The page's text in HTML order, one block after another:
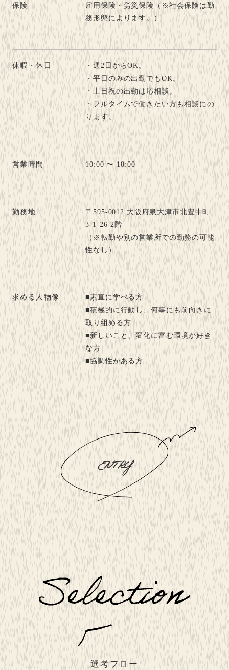
保険
雇用保険・労災保険（※社会保険は勤
務形態によります。）
休暇・休日
・週2日からOK。
・平日のみの出勤でもOK。
・土日祝の出勤は応相談。
・フルタイムで働きたい方も相談にの
ります。
営業時間 10:00 〜 18:00
勤務地
〒595-0012 大阪府泉大津市北豊中町
3-1-26-2階
（※転勤や別の営業所での勤務の可能
性なし）
求める人物像
■素直に学べる方
■積極的に行動し、何事にも前向きに
取り組める方
■新しいこと、変化に富む環境が好き
な方
■協調性がある方
ENTRY
選考フロー